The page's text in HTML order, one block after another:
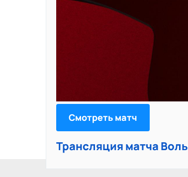
Смотреть матч
Трансляция матча